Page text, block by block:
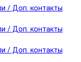
/ Доп. контакты
/ Доп. контакты
/ Доп. контакты